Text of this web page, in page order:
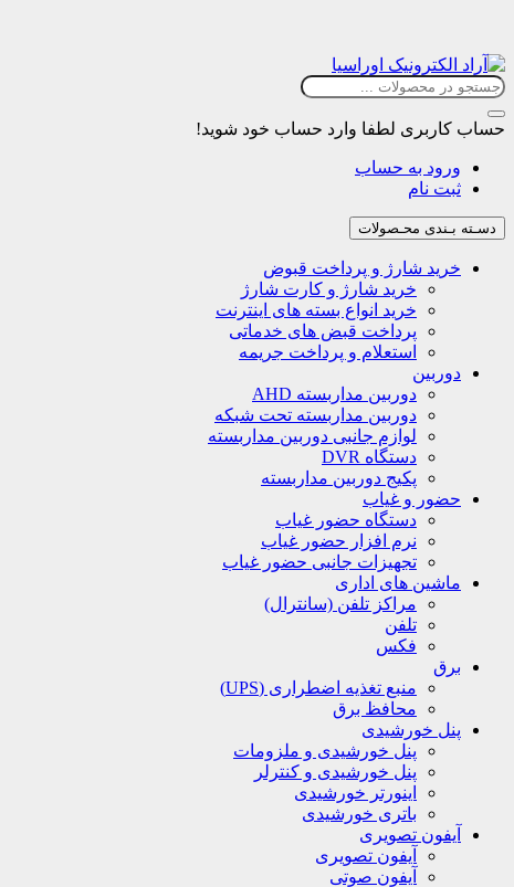
حساب کاربری لطفا وارد حساب خود شوید!
ورود به حساب
ثبت نام
دسـته بـندی محـصولات
خرید شارژ و پرداخت قبوض
خرید شارژ و کارت شارژ
خرید انواع بسته های اینترنت
پرداخت قبض های خدماتی
استعلام و پرداخت جریمه
دوربین
دوربین مداربسته AHD
دوربین مداربسته تحت شبکه
لوازم جانبی دوربین مداربسته
دستگاه DVR
پکیج دوربین مداربسته
حضور و غیاب
دستگاه حضور غیاب
نرم افزار حضور غیاب
تجهیزات جانبی حضور غیاب
ماشین های اداری
مراکز تلفن (سانترال)
تلفن
فکس
برق
منبع تغذیه اضطراری (UPS)
محافظ برق
پنل خورشیدی
پنل خورشیدی و ملزومات
پنل خورشیدی و کنترلر
اینورتر خورشیدی
باتری خورشیدی
آیفون تصویری
آیفون تصویری
آیفون صوتی